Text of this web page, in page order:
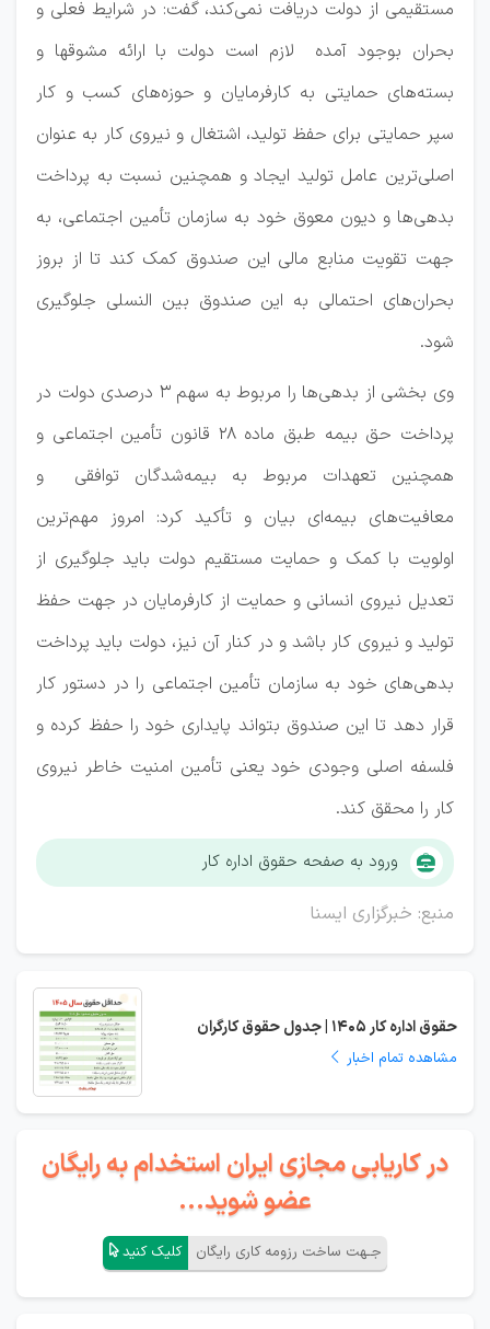
مستقیمی از دولت دریافت نمی‌کند، گفت: در شرایط فعلی و
بحران بوجود آمده لازم است دولت با ارائه مشوقها و
بسته‌های حمایتی به کارفرمایان و حوزه‌های کسب و کار
سپر حمایتی برای حفظ تولید، اشتغال و نیروی کار به عنوان
اصلی‌ترین عامل تولید ایجاد و همچنین نسبت به پرداخت
بدهی‌ها و دیون معوق خود به سازمان تأمین اجتماعی، به
جهت تقویت منابع مالی این صندوق کمک کند تا از بروز
بحران‌های احتمالی به این صندوق بین النسلی جلوگیری
شود.
وی بخشی از بدهی‌ها را مربوط به سهم ۳ درصدی دولت در
پرداخت حق بیمه طبق ماده ۲۸ قانون تأمین اجتماعی و
همچنین تعهدات مربوط به بیمه‌شدگان توافقی و
معافیت‌های بیمه‌ای بیان و تأکید کرد: امروز مهم‌ترین
اولویت با کمک و حمایت مستقیم دولت باید جلوگیری از
تعدیل نیروی انسانی و حمایت از کارفرمایان در جهت حفظ
تولید و نیروی کار باشد و در کنار آن نیز، دولت باید پرداخت
بدهی‌های خود به سازمان تأمین اجتماعی را در دستور کار
قرار دهد تا این صندوق بتواند پایداری خود را حفظ کرده و
فلسفه اصلی وجودی خود یعنی تأمین امنیت خاطر نیروی
کار را محقق کند.
ورود به صفحه حقوق اداره کار
منبع: خبرگزاری ایسنا
حقوق اداره کار 1405 | جدول حقوق کارگران
مشاهده تمام اخبار
در کاریابی مجازی ایران استخدام به رایگان
عضو شوید...
جـهت ساخت رزومه کاری رایگان کلیک کنید